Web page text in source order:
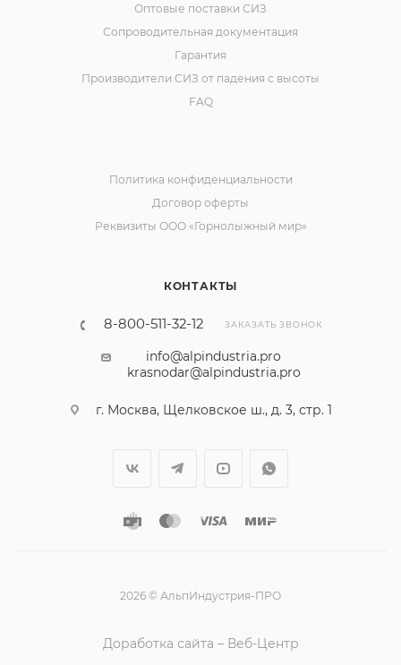
Оптовые поставки СИЗ
Сопроводительная документация
Гарантия
Производители СИЗ от падения с высоты
FAQ
КОНТАКТЫ
8-800-511-32-12 ЗАКАЗАТЬ ЗВОНОК
info@alpindustria.pro
krasnodar@alpindustria.pro
г. Москва, Щелковское ш., д. 3, стр. 1
Политика конфиденциальности
Договор оферты
Реквизиты ООО «Горнолыжный мир»
2026 © АльпИндустрия-ПРО
Доработка сайта – Веб-Центр